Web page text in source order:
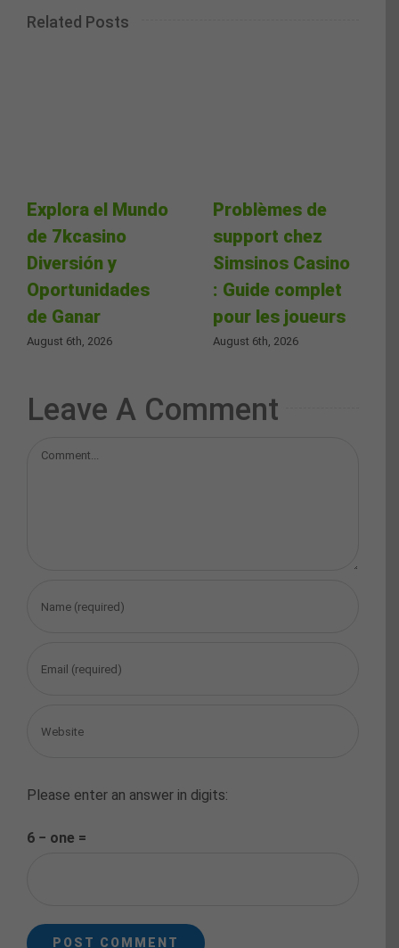
Related Posts
Explora el Mundo
de 7kcasino
Diversión y
Oportunidades
de Ganar
August 6th, 2026
Problèmes de
support chez
Simsinos Casino
: Guide complet
pour les joueurs
August 6th, 2026
Leave A Comment
Comment
Please enter an answer in digits:
6 − one =